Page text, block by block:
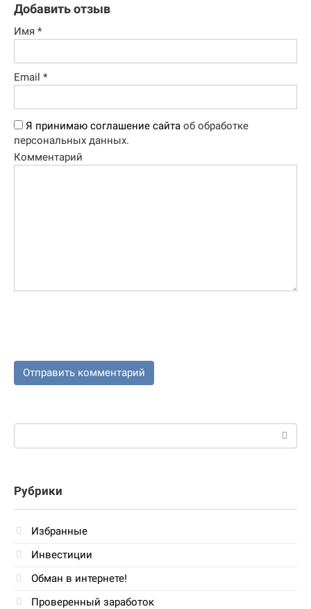
Добавить отзыв
Имя *
Email *
Я принимаю соглашение сайта об обработке
персональных данных.
Комментарий
Поиск:
Рубрики
Избранные
Инвестиции
Обман в интернете!
Проверенный заработок